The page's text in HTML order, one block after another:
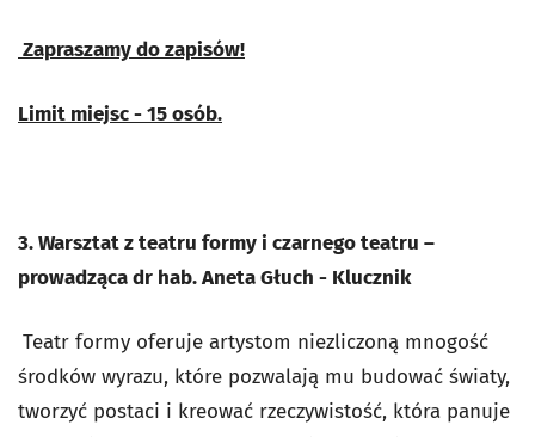
Zapraszamy do zapisów!
Limit miejsc - 15 osób.
3. Warsztat z teatru formy i czarnego teatru –
prowadząca dr hab. Aneta Głuch - Klucznik
Teatr formy oferuje artystom niezliczoną mnogość
środków wyrazu, które pozwalają mu budować światy,
tworzyć postaci i kreować rzeczywistość, która panuje